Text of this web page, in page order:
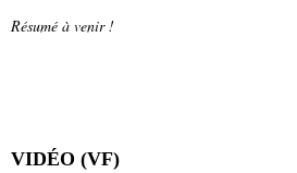
Résumé à venir !
VIDÉO (VF)